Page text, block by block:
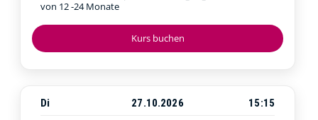
Kurs buchen
von 12 -24 Monate
Di 27.10.2026
15:15